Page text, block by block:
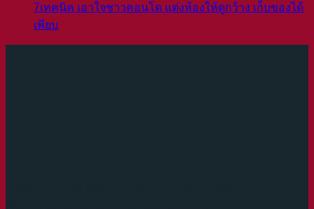
7เทคนิค เอาใจชาวคอนโด แต่งห้องให้ดูกว้าง เก็บของได้
เพียบ